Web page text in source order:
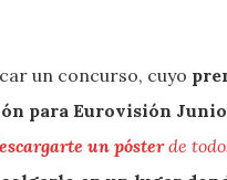
un concurso, cuyo
para Eurovisión
un pósterde